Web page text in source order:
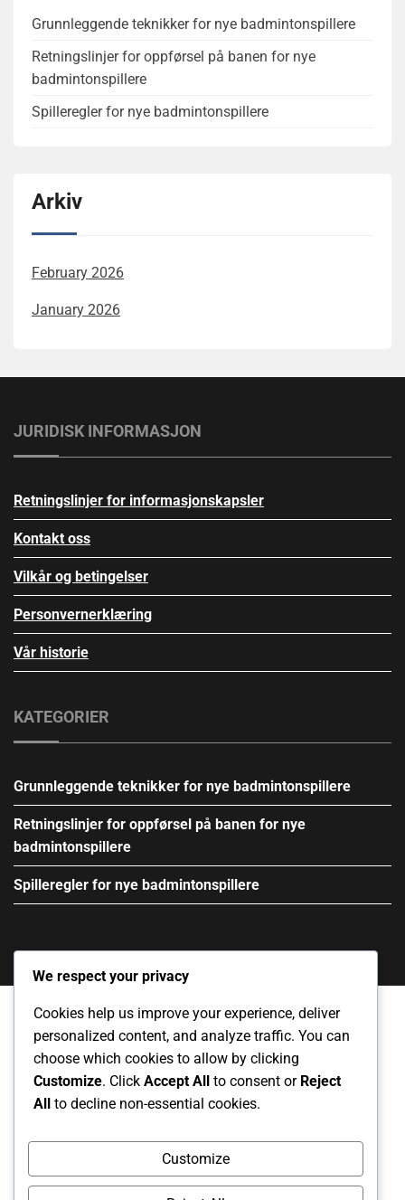
Grunnleggende teknikker for nye badmintonspillere
Retningslinjer for oppførsel på banen for nye
badmintonspillere
Spilleregler for nye badmintonspillere
Arkiv
February 2026
January 2026
JURIDISK INFORMASJON
Retningslinjer for informasjonskapsler
Kontakt oss
Vilkår og betingelser
Personvernerklæring
Vår historie
KATEGORIER
Grunnleggende teknikker for nye badmintonspillere
Retningslinjer for oppførsel på banen for nye
badmintonspillere
Spilleregler for nye badmintonspillere
Retningslinjer for informasjonskapsler
Vilkår og betingelser Personvernerklæring
We respect your privacy
Cookies help us improve your experience, deliver
personalized content, and analyze traffic. You can
choose which cookies to allow by clicking
Customize. Click Accept All to consent or Reject
All to decline non-essential cookies.
Customize